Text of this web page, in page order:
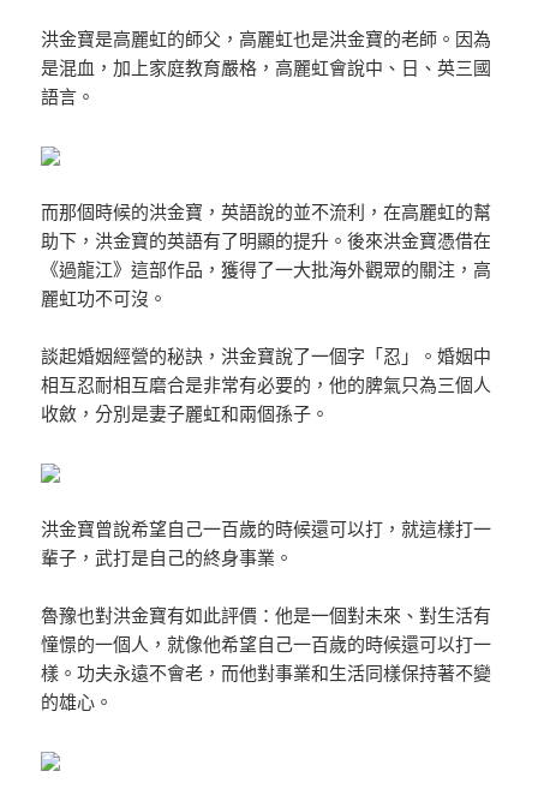
洪金寶是高麗虹的師父，高麗虹也是洪金寶的老師。因為
是混血，加上家庭教育嚴格，高麗虹會說中、日、英三國
語言。
而那個時候的洪金寶，英語說的並不流利，在高麗虹的幫
助下，洪金寶的英語有了明顯的提升。後來洪金寶憑借在
《過龍江》這部作品，獲得了一大批海外觀眾的關注，高
麗虹功不可沒。
談起婚姻經營的秘訣，洪金寶說了一個字「忍」。婚姻中
相互忍耐相互磨合是非常有必要的，他的脾氣只為三個人
收斂，分別是妻子麗虹和兩個孫子。
洪金寶曾說希望自己一百歲的時候還可以打，就這樣打一
輩子，武打是自己的終身事業。
魯豫也對洪金寶有如此評價：他是一個對未來、對生活有
憧憬的一個人，就像他希望自己一百歲的時候還可以打一
樣。功夫永遠不會老，而他對事業和生活同樣保持著不變
的雄心。